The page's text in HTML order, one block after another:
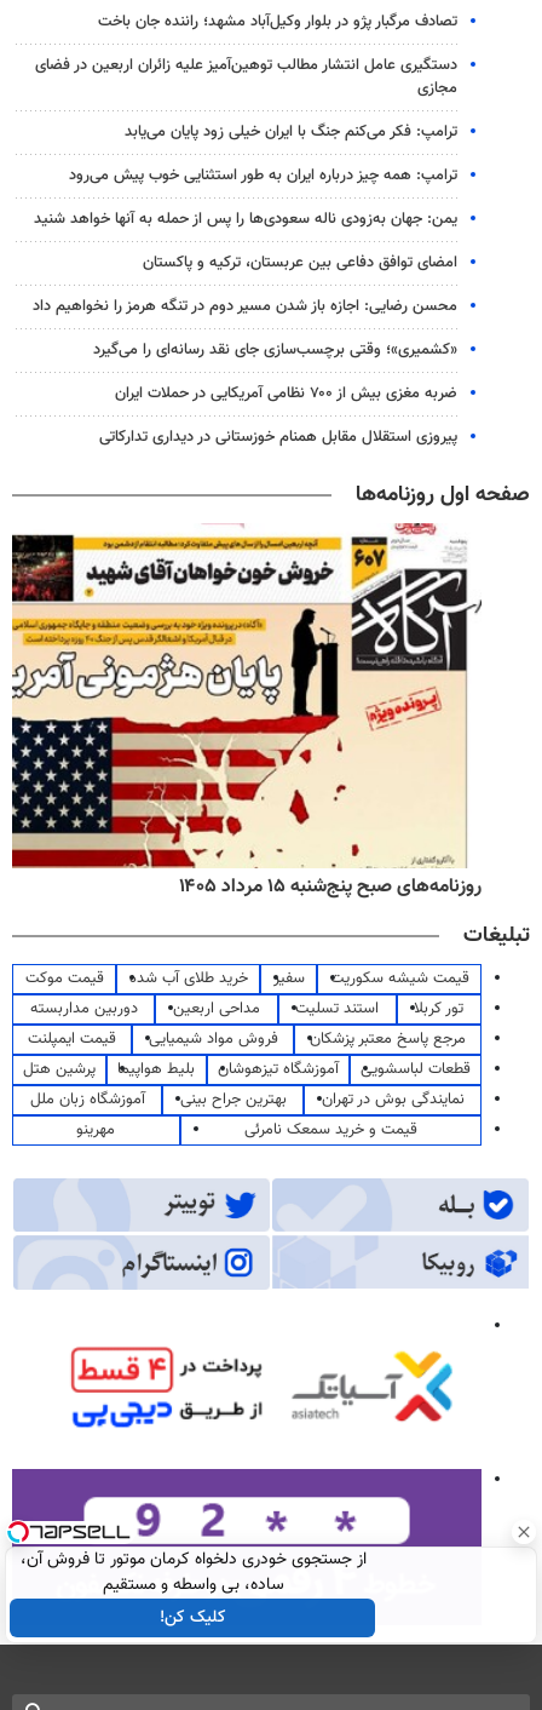
تصادف مرگبار پژو در بلوار وکیل‌آباد مشهد؛ راننده جان باخت
دستگیری عامل انتشار مطالب توهین‌آمیز علیه زائران اربعین در فضای
مجازی
ترامپ: فکر می‌کنم جنگ با ایران خیلی زود پایان می‌یابد
ترامپ: همه چیز درباره ایران به طور استثنایی خوب پیش می‌رود
یمن: جهان به‌زودی ناله سعودی‌ها را پس از حمله به آنها خواهد شنید
امضای توافق دفاعی بین عربستان، ترکیه و پاکستان
محسن رضایی: اجازه باز شدن مسیر دوم در تنگه هرمز را نخواهیم داد
«کشمیری»؛ وقتی برچسب‌سازی جای نقد رسانه‌ای را می‌گیرد
ضربه مغزی بیش از ۷۰۰ نظامی آمریکایی در حملات ایران
پیروزی استقلال مقابل همنام خوزستانی در دیداری تدارکاتی
صفحه اول روزنامه‌ها
روزنامه‌های صبح پنج‌شنبه ۱۵ مرداد ۱۴۰۵
تبلیغات
قیمت شیشه سکوریت سفیر خرید طلای آب شده
قیمت موکت
تور کربلا
استند تسلیت مداحی اربعین
دوربین مداربسته
مرجع پاسخ معتبر پزشکان
فروش مواد شیمیایی
قیمت ایمپلنت
قطعات لباسشویی
آموزشگاه تیزهوشان بلیط هواپیما
پرشین هتل
نمایندگی بوش در تهران
بهترین جراح بینی
آموزشگاه زبان ملل
قیمت و خرید سمعک نامرئی
مهرینو
از جستجوی خودری دلخواه کرمان موتور تا فروش آن،
ساده، بی واسطه و مستقیم
کلیک کن!